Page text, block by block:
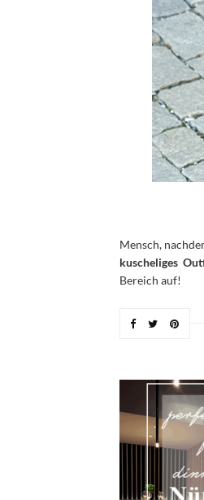
Mensch,
kuscheliges
Bereich auf!